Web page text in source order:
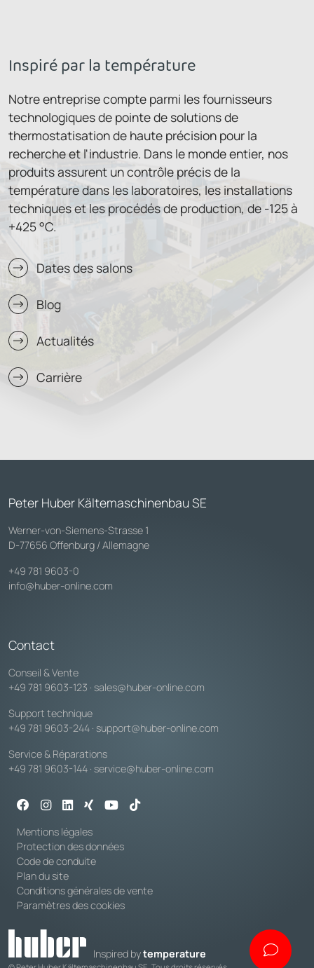
Inspiré par la température
Notre entreprise compte parmi les fournisseurs
technologiques de pointe de solutions de
thermostatisation de haute précision pour la
recherche et l'industrie. Dans le monde entier, nos
produits assurent un contrôle précis de la
température dans les laboratoires, les installations
techniques et les procédés de production, de -125 à
+425 °C.
Dates des salons
Blog
Actualités
Carrière
Peter Huber Kältemaschinenbau SE
Werner-von-Siemens-Strasse 1
D-77656 Offenburg / Allemagne
+49 781 9603-0
info@huber-online.com
Contact
Conseil & Vente
+49 781 9603-123 · sales@huber-online.com
Support technique
+49 781 9603-244 · support@huber-online.com
Service & Réparations
+49 781 9603-144 · service@huber-online.com
Mentions légales
Protection des données
Code de conduite
Plan du site
Conditions générales de vente
Paramètres des cookies
Inspired bytemperature